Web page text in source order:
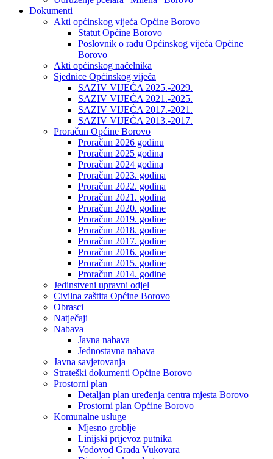
Dokumenti
Akti općinskog vijeća Općine Borovo
Statut Općine Borovo
Poslovnik o radu Općinskog vijeća Općine
Borovo
Akti općinskog načelnika
Sjednice Općinskog vijeća
SAZIV VIJEĆA 2025.-2029.
SAZIV VIJEĆA 2021.-2025.
SAZIV VIJEĆA 2017.-2021.
SAZIV VIJEĆA 2013.-2017.
Proračun Općine Borovo
Proračun 2026 godinu
Proračun 2025 godina
Proračun 2024 godina
Proračun 2023. godina
Proračun 2022. godina
Proračun 2021. godina
Proračun 2020. godine
Proračun 2019. godine
Proračun 2018. godine
Proračun 2017. godine
Proračun 2016. godine
Proračun 2015. godine
Proračun 2014. godine
Jedinstveni upravni odjel
Civilna zaštita Općine Borovo
Obrasci
Natječaji
Nabava
Javna nabava
Jednostavna nabava
Javna savjetovanja
Strateški dokumenti Općine Borovo
Prostorni plan
Detaljan plan uređenja centra mjesta Borovo
Prostorni plan Općine Borovo
Komunalne usluge
Mjesno groblje
Linijski prijevoz putnika
Vodovod Grada Vukovara